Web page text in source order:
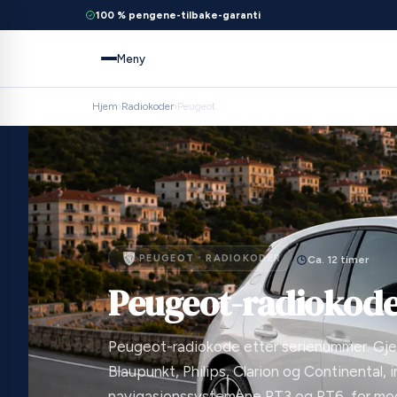
100 % pengene-tilbake-garanti
Meny
Hjem›Radiokoder›Peugeot
PEUGEOT · RADIOKODER Ca. 12 timer
Peugeot-
Peugeot-radiokode etter serienummer.
Blaupunkt, Philips, Clarion og Continental,